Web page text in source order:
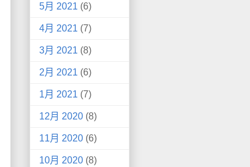
5月 2021 (6)
4月 2021 (7)
3月 2021 (8)
2月 2021 (6)
1月 2021 (7)
12月 2020 (8)
11月 2020 (6)
10月 2020 (8)